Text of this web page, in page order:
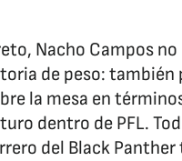
Nacho Campos no
de peso: también
la mesa en
dentro de PFL.
del Black